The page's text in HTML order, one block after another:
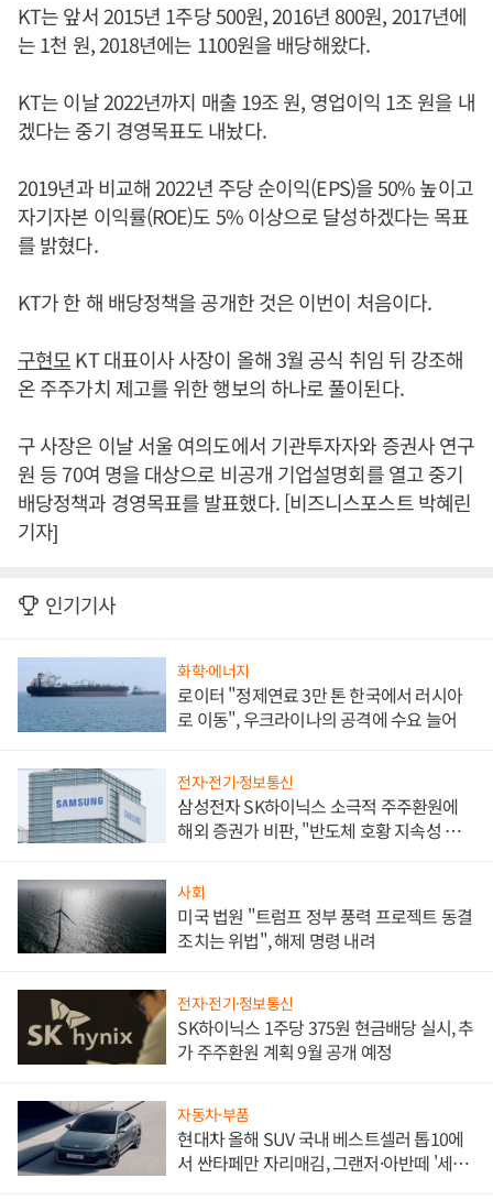
KT는 앞서 2015년 1주당 500원, 2016년 800원, 2017년에
는 1천 원, 2018년에는 1100원을 배당해왔다.
KT는 이날 2022년까지 매출 19조 원, 영업이익 1조 원을 내
겠다는 중기 경영목표도 내놨다.
2019년과 비교해 2022년 주당 순이익(EPS)을 50% 높이고
자기자본 이익률(ROE)도 5% 이상으로 달성하겠다는 목표
를 밝혔다.
KT가 한 해 배당정책을 공개한 것은 이번이 처음이다.
구현모KT 대표이사 사장이 올해 3월 공식 취임 뒤 강조해
온 주주가치 제고를 위한 행보의 하나로 풀이된다.
구 사장은 이날 서울 여의도에서 기관투자자와 증권사 연구
원 등 70여 명을 대상으로 비공개 기업설명회를 열고 중기
배당정책과 경영목표를 발표했다. [비즈니스포스트 박혜린
기자]
인기기사
화학·에너지
로이터 "정제연료 3만 톤 한국에서 러시아
로 이동", 우크라이나의 공격에 수요 늘어
전자·전기·정보통신
삼성전자 SK하이닉스 소극적 주주환원에
해외 증권가 비판, "반도체 호황 지속성 의
사회
미국 법원 "트럼프 정부 풍력 프로젝트 동결
조치는 위법", 해제 명령 내려
전자·전기·정보통신
SK하이닉스 1주당 375원 현금배당 실시, 추
가 주주환원 계획 9월 공개 예정
자동차·부품
현대차 올해 SUV 국내 베스트셀러 톱10에
서 싼타페만 자리매김, 그랜저·아반떼 '세단